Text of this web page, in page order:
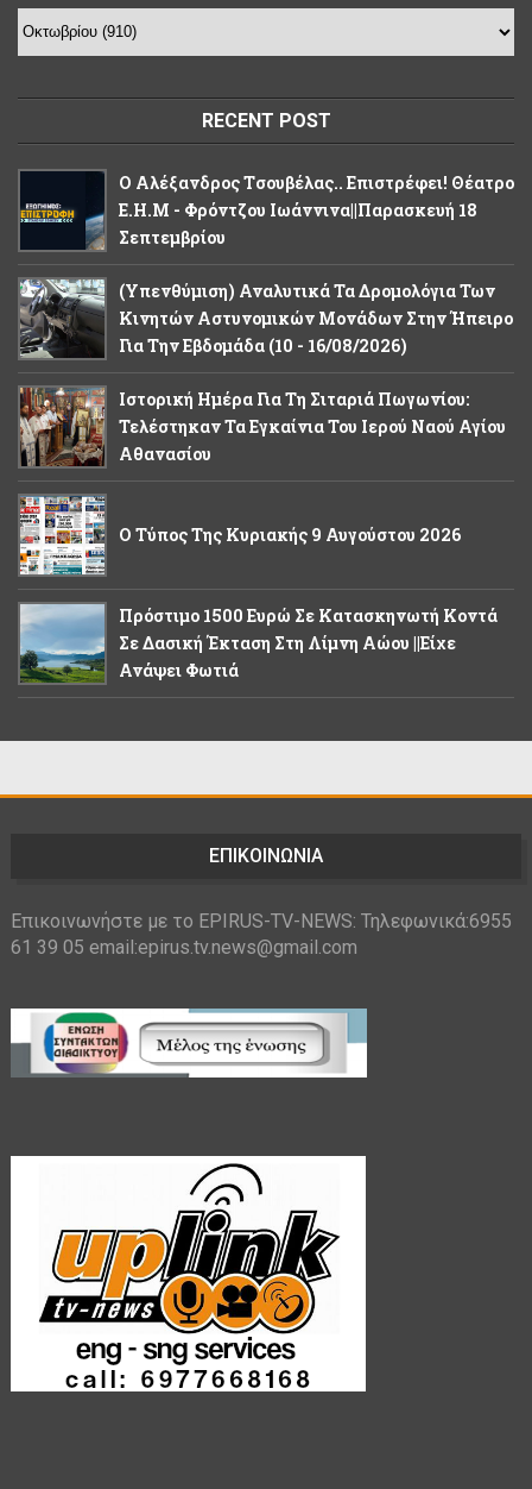
RECENT POST
Ο Αλέξανδρος Tσουβέλας.. Επιστρέφει! Θέατρο
Ε.Η.Μ - Φρόντζου Ιωάννινα||Παρασκευή 18
Σεπτεμβρίου
(Υπενθύμιση) Αναλυτικά Τα Δρομολόγια Των
Κινητών Αστυνομικών Μονάδων Στην Ήπειρο
Για Την Εβδομάδα (10 - 16/08/2026)
Ιστορική Ημέρα Για Τη Σιταριά Πωγωνίου:
Τελέστηκαν Τα Εγκαίνια Του Ιερού Ναού Αγίου
Αθανασίου
Ο Τύπος Της Κυριακής 9 Αυγούστου 2026
Πρόστιμο 1500 Ευρώ Σε Κατασκηνωτή Κοντά
Σε Δασική Έκταση Στη Λίμνη Αώου ||Είχε
Ανάψει Φωτιά
ΕΠΙΚΟΙΝΩΝΙΑ
Επικοινωνήστε με το EPIRUS-TV-NEWS: Τηλεφωνικά:6955
61 39 05 email:epirus.tv.news@gmail.com